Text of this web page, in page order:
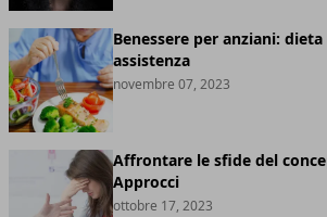
Benessere per anziani:
assistenza
novembre 07, 2023
Affrontare le sfide del
Approcci
ottobre 17, 2023